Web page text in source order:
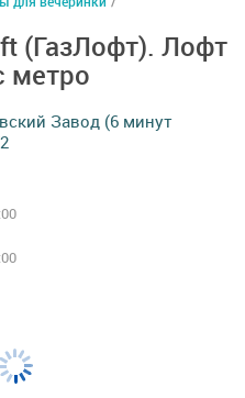
(ГазЛофт). Лофт
метро
Завод (6 минут